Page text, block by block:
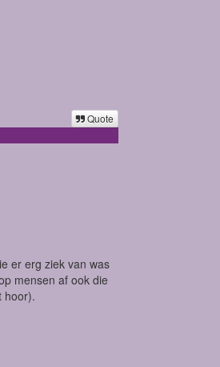
Quote
er erg ziek van was
mensen af ook die
hoor).